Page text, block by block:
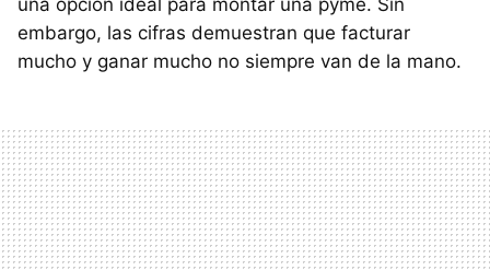
una opción ideal para montar una pyme. Sin
embargo, las cifras demuestran que facturar
mucho y ganar mucho no siempre van de la mano.